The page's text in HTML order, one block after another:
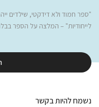
"ספר חמוד ולא דידקטי, שילדים
לייחודיות" – המלצה על הספר
נשמח להיות בקשר